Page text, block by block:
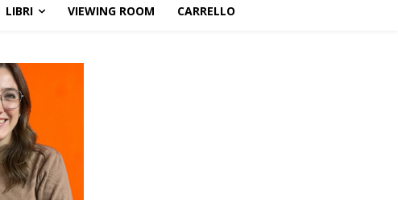
LIBRI VIEWING ROOM CARRELLO